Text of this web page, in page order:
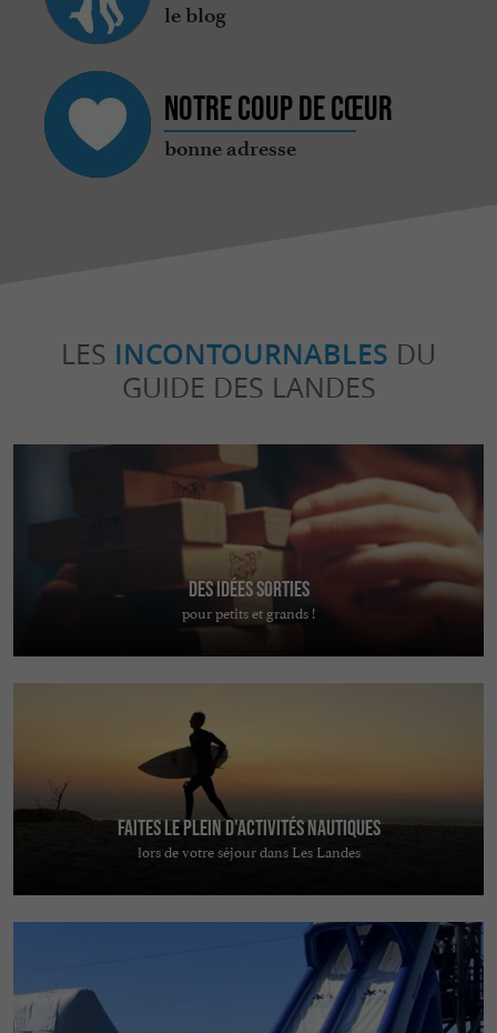
le blog
Notre coup de cœur
bonne adresse
LES INCONTOURNABLES DU
GUIDE DES LANDES
Des idées sorties
pour petits et grands !
Faites le plein d'activités nautiques
lors de votre séjour dans Les Landes